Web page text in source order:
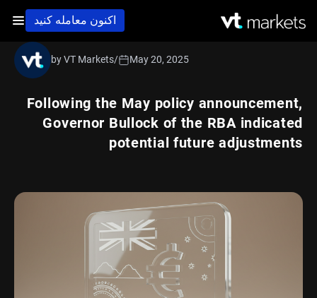
اکنون معامله کنید
Following the May policy announcement,
Governor Bullock of the RBA indicated
potential future adjustments
by VT Markets/ May 20, 2025